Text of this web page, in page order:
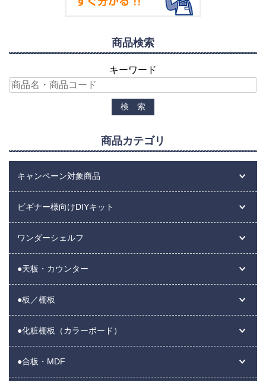
商品検索
キーワード
商品カテゴリ
キャンペーン対象商品
ビギナー様向けDIYキット
ワンダーシェルフ
●天板・カウンター
●板／棚板
●化粧棚板（カラーボード）
●合板・MDF